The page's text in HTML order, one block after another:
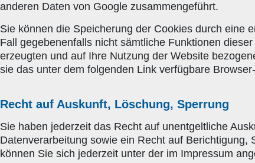
anderen Daten von Google zusammengeführt.
Sie können die Speicherung der Cookies durch eine
Fall gegebenenfalls nicht sämtliche Funktionen
erzeugten und auf Ihre Nutzung der Website
sie das unter dem folgenden Link verfügbare
Recht auf Auskunft, Löschung, Sperrung
Sie haben jederzeit das Recht auf unentgeltliche
Datenverarbeitung sowie ein Recht auf
können Sie sich jederzeit unter der im Impressum